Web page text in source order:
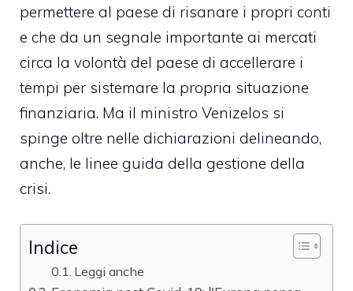
permettere al paese di risanare i propri conti
e che da un segnale importante ai mercati
circa la volontà del paese di accellerare i
tempi per sistemare la propria situazione
finanziaria. Ma il ministro Venizelos si
spinge oltre nelle dichiarazioni delineando,
anche, le linee guida della gestione della
crisi.
Indice
Leggi anche